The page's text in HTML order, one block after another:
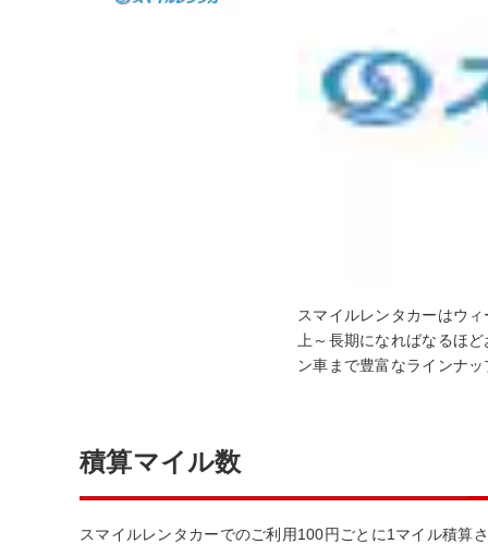
スマイルレンタカーはウ
上～長期になればなるほ
ン車まで豊富なラインナ
積算マイル数
スマイルレンタカーでのご利用100円ごとに1マイル積算